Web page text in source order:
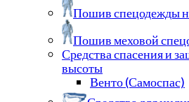
Пошив спецодежды
Пошив меховой
Средства спасения и
высоты
Венто (Самоспас)